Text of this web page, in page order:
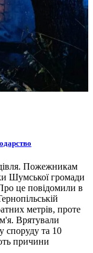
Пожежникам
Шумської громади
це повідомили в
метрів, проте
Врятували
споруду та 10
причини